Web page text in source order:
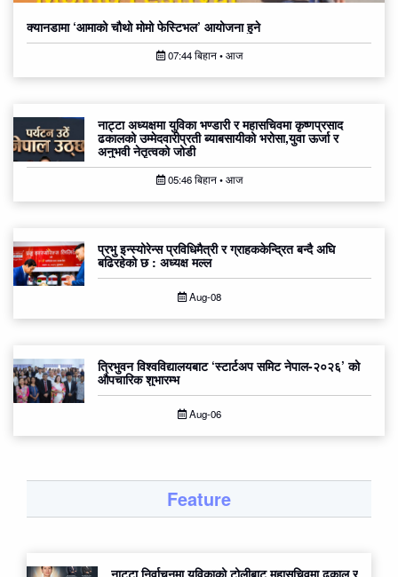
क्यानडामा ‘आमाको चौथो मोमो फेस्टिभल’ आयोजना हुने
07:44 बिहान • आज
नाट्टा अध्यक्षमा युविका भण्डारी र महासचिवमा कृष्णप्रसाद
ढकालको उम्मेदवारीप्रती ब्याबसायीको भरोसा,युवा ऊर्जा र
अनुभवी नेतृत्वको जोडी
05:46 बिहान • आज
प्रभु इन्स्योरेन्स प्रविधिमैत्री र ग्राहककेन्द्रित बन्दै अघि
बढिरहेको छ : अध्यक्ष मल्ल
Aug-08
त्रिभुवन विश्वविद्यालयबाट ‘स्टार्टअप समिट नेपाल-२०२६’ को
औपचारिक शुभारम्भ
Aug-06
Feature
नाट्टा निर्वाचनमा युविकाको टोलीबाट महासचिवमा ढकाल र